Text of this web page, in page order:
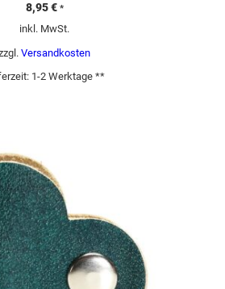
8,95€ *
inkl. MwSt.
Versandkosten
1-2 Werktage **